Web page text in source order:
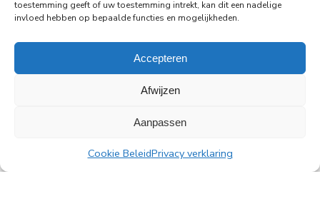
toestemming geeft of uw toestemming intrekt, kan dit een nadelige
invloed hebben op bepaalde functies en mogelijkheden.
Accepteren
Afwijzen
Aanpassen
Cookie BeleidPrivacy verklaring
Alle nieuwsberichten
PingProperties B.V.